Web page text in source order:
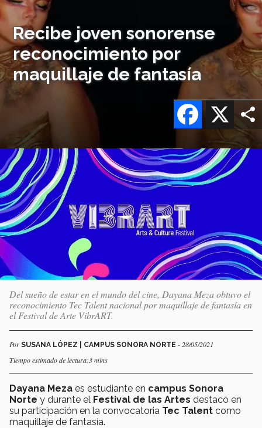
Recibe joven sonorense
reconocimiento por
maquillaje de fantasía
X
Facebook
Imagen
o
logo
Del sueño de estar en el mundo del cine, Dayana Meza obtuvo el
reconocimiento Tec Talent nacional por maquillaje de fantasía en
el Festival de Arte VibrART.
Por SUSANA LÓPEZ | CAMPUS SONORA NORTE - 28/05/2021
Tiempo estimado de lectura:3 mins
Dayana Meza es estudiante en campus Sonora
Norte y durante el Festival de las Artes destacó en
su participación en la convocatoria Tec Talent como
maquillaje de fantasía.